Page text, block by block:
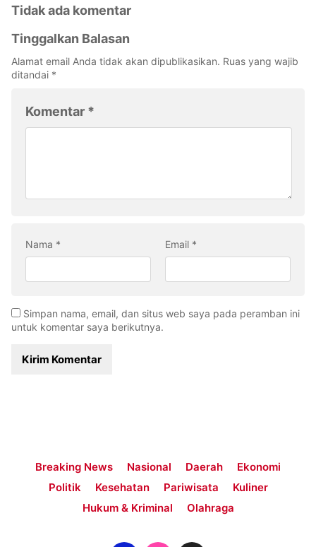
Tidak ada komentar
Tinggalkan Balasan
Alamat email Anda tidak akan dipublikasikan. Ruas yang wajib
ditandai *
Komentar *
Nama * Email *
Simpan nama, email, dan situs web saya pada peramban ini
untuk komentar saya berikutnya.
Breaking News Nasional Daerah
Ekonomi
Politik
Kesehatan Pariwisata
Kuliner
Hukum & Kriminal
Olahraga